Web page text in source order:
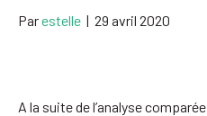
Parestelle | 29 avril 2020
A la suite de l’analyse